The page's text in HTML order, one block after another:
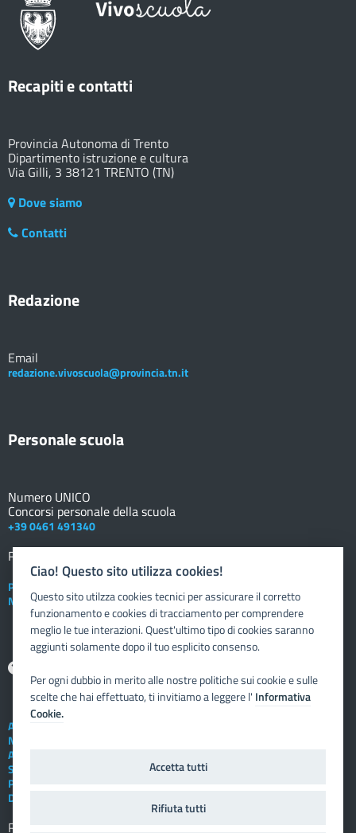
Recapiti e contatti
Provincia Autonoma di Trento
Dipartimento istruzione e cultura
Via Gilli, 3 38121 TRENTO (TN)
Dove siamo
Contatti
Redazione
Email
redazione.vivoscuola@provincia.tn.it
Personale scuola
Numero UNICO
Concorsi personale della scuola
+39 0461 491340
Registro elettronico
Posta elettronica istituzionale
Nuovo sportello dipendente
Assistenza tecnica
Note legali
Albo telematico
Social Media Policy
Privacy
Dichiarazione di accessibilità
Registro elettronico
Ciao! Questo sito utilizza cookies!
Questo sito utilzza cookies tecnici per assicurare il corretto
funzionamento e cookies di tracciamento per comprendere
meglio le tue interazioni. Quest'ultimo tipo di cookies saranno
aggiunti solamente dopo il tuo esplicito consenso.
Per ogni dubbio in merito alle nostre politiche sui cookie e sulle
scelte che hai effettuato, ti invitiamo a leggere l' Informativa
Cookie.
Accetta tutti
Rifiuta tutti